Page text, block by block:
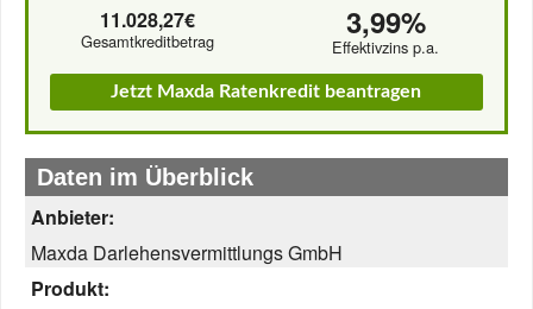
3,99%
Effektivzins p.a.
11.028,27€
Gesamtkreditbetrag
Jetzt Maxda Ratenkredit beantragen
Daten im Überblick
Anbieter:
Maxda Darlehensvermittlungs GmbH
Produkt: